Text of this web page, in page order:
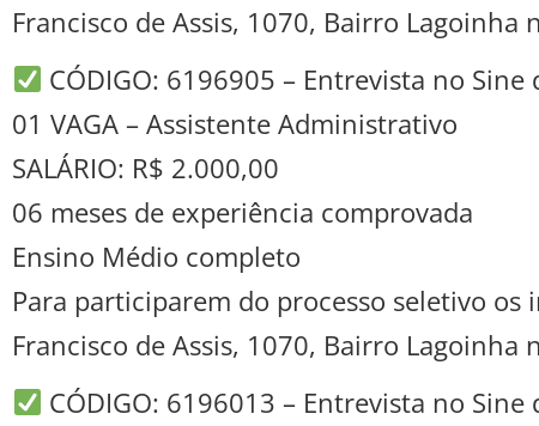
Francisco de Assis, 1070, Bairro
CÓDIGO: 6196905 – Entrevista no
01 VAGA – Assistente Administrativo
SALÁRIO: R$ 2.000,00
06 meses de experiência comprovada
Ensino Médio completo
Para participarem do processo seletivo os
Francisco de Assis, 1070, Bairro
CÓDIGO: 6196013 – Entrevista no